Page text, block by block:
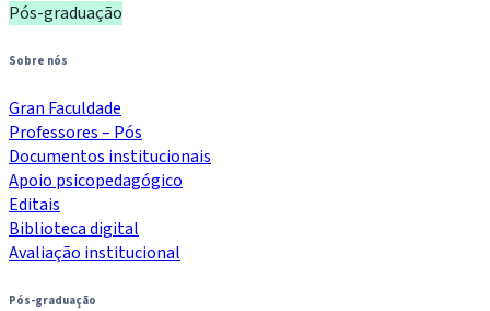
Pós-graduação
Sobre nós
Gran Faculdade
Professores – Pós
Documentos institucionais
Apoio psicopedagógico
Editais
Biblioteca digital
Avaliação institucional
Pós-graduação